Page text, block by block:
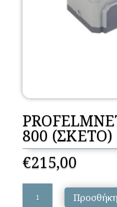
800 (ΣΚΕΤΟ)
€215,00
PROFELMNET